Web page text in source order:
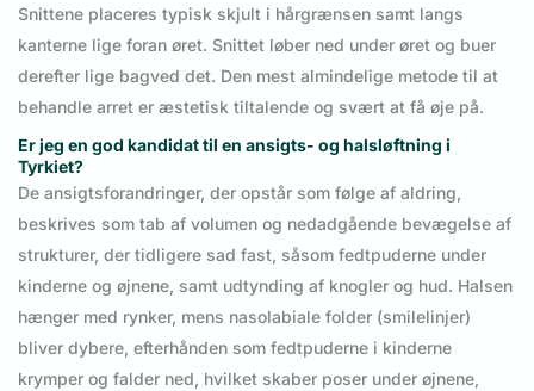
Snittene placeres typisk skjult i hårgrænsen samt langs
kanterne lige foran øret. Snittet løber ned under øret og buer
derefter lige bagved det. Den mest almindelige metode til at
behandle arret er æstetisk tiltalende og svært at få øje på.
Er jeg en god kandidat til en ansigts- og halsløftning i
Tyrkiet?
De ansigtsforandringer, der opstår som følge af aldring,
beskrives som tab af volumen og nedadgående bevægelse af
strukturer, der tidligere sad fast, såsom fedtpuderne under
kinderne og øjnene, samt udtynding af knogler og hud. Halsen
hænger med rynker, mens nasolabiale folder (smilelinjer)
bliver dybere, efterhånden som fedtpuderne i kinderne
krymper og falder ned, hvilket skaber poser under øjnene,